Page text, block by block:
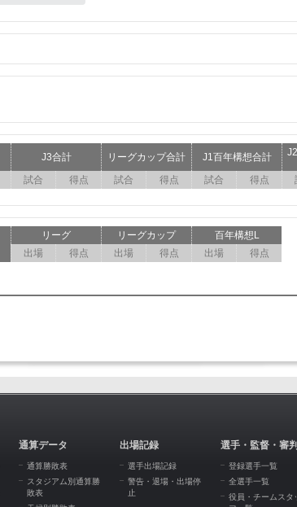
J3合計 リーグカップ合計 J1百年構想合計
試合 得点 試合 得点 試合 得点
リーグ リーグカップ
百年構想L
出場
得点 出場 得点 出場 得点
通算データ
通算勝敗表
スタジアム別通算勝
敗表
出場記録
選手出場記録
警告・退場・出場停
止
選手・監督・審
登録選手一覧
全選手一覧
役員・チームスタ